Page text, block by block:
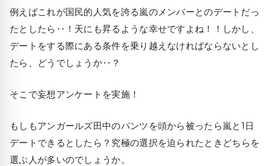
例えばこれが国民的人気を誇る嵐のメンバーとのデートだっ
たとしたら‥！天にも昇るような幸せですよね！！しかし、
デートをする際にある条件を乗り越えなければならないとし
たら、どうでしょうか‥？
そこで妄想アンケートを実施！
もしもアンガールズ田中のパンツを頭から被ったら嵐と1日
デートできるとしたら？ 究極の選択を迫られたときどちらを
選ぶ人が多いのでしょうか。